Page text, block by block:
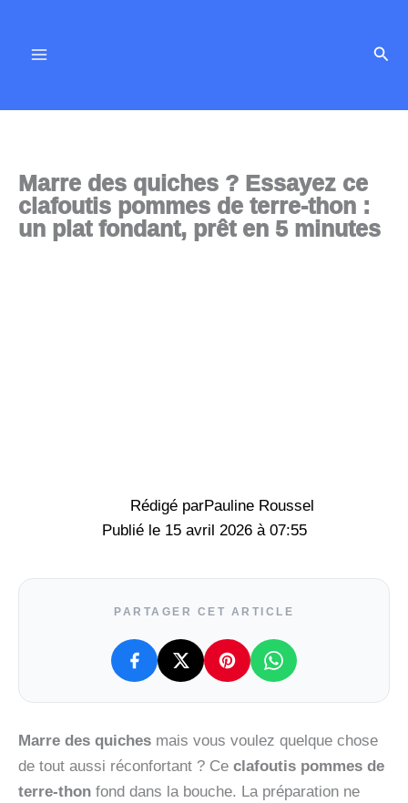
contenu
Marre des quiches ? Essayez ce
clafoutis pommes de terre-thon :
un plat fondant, prêt en 5 minutes
Rédigé parPauline Roussel
15 avril 2026 à 07:55
PARTAGER CET ARTICLE
Marre des quiches mais vous voulez quelque chose
de tout aussi réconfortant ? Ce clafoutis pommes de
terre-thon fond dans la bouche. La préparation ne